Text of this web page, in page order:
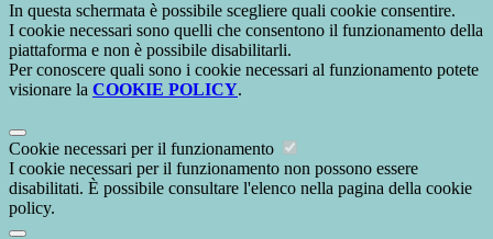
In questa schermata è possibile scegliere quali cookie consentire.
I cookie necessari sono quelli che consentono il funzionamento della
piattaforma e non è possibile disabilitarli.
Per conoscere quali sono i cookie necessari al funzionamento potete
visionare la COOKIE POLICY.
Cookie necessari per il funzionamento
I cookie necessari per il funzionamento non possono essere
disabilitati. È possibile consultare l'elenco nella pagina della cookie
policy.